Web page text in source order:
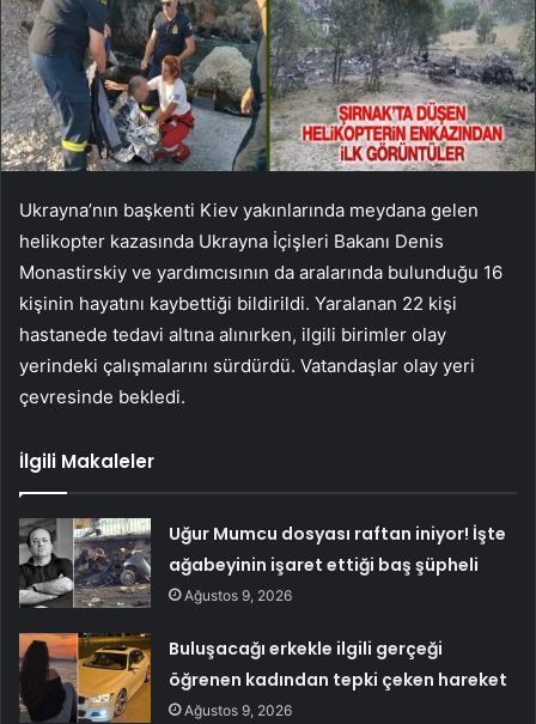
Ukrayna’nın başkenti Kiev yakınlarında meydana gelen
helikopter kazasında Ukrayna İçişleri Bakanı Denis
Monastirskiy ve yardımcısının da aralarında bulunduğu 16
kişinin hayatını kaybettiği bildirildi. Yaralanan 22 kişi
hastanede tedavi altına alınırken, ilgili birimler olay
yerindeki çalışmalarını sürdürdü. Vatandaşlar olay yeri
çevresinde bekledi.
İlgili Makaleler
Uğur Mumcu dosyası raftan iniyor! İşte
ağabeyinin işaret ettiği baş şüpheli
Ağustos 9, 2026
Buluşacağı erkekle ilgili gerçeği
öğrenen kadından tepki çeken hareket
Ağustos 9, 2026